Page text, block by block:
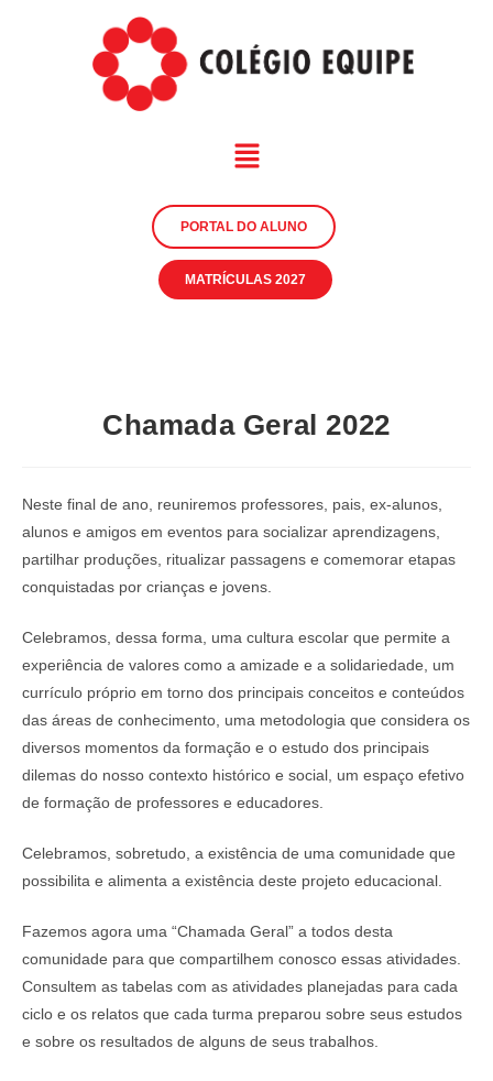
PORTAL DO ALUNO
MATRÍCULAS 2027
Chamada Geral 2022
Neste final de ano, reuniremos professores, pais, ex-alunos,
alunos e amigos em eventos para socializar aprendizagens,
partilhar produções, ritualizar passagens e comemorar etapas
conquistadas por crianças e jovens.
Celebramos, dessa forma, uma cultura escolar que permite a
experiência de valores como a amizade e a solidariedade, um
currículo próprio em torno dos principais conceitos e conteúdos
das áreas de conhecimento, uma metodologia que considera os
diversos momentos da formação e o estudo dos principais
dilemas do nosso contexto histórico e social, um espaço efetivo
de formação de professores e educadores.
Celebramos, sobretudo, a existência de uma comunidade que
possibilita e alimenta a existência deste projeto educacional.
Fazemos agora uma “Chamada Geral” a todos desta
comunidade para que compartilhem conosco essas atividades.
Consultem as tabelas com as atividades planejadas para cada
ciclo e os relatos que cada turma preparou sobre seus estudos
e sobre os resultados de alguns de seus trabalhos.